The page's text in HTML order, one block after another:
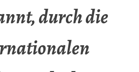
durch die